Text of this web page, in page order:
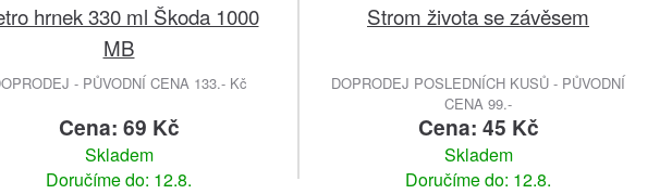
hrnek 330 ml Škoda 1000
MB
- PŮVODNÍ CENA 133.- Kč
Cena: 69 Kč
Skladem
Doručíme do: 12.8.
Strom života se závěsem
DOPRODEJ POSLEDNÍCH KUSŮ - PŮVODNÍ
CENA 99.-
Cena: 45 Kč
Skladem
Doručíme do: 12.8.